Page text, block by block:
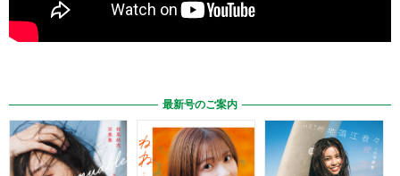
最新号のご案内